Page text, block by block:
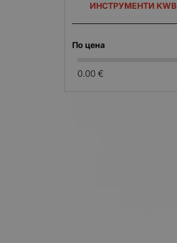
ИНСТРУМЕНТИ KWB
По цена
0.00 €